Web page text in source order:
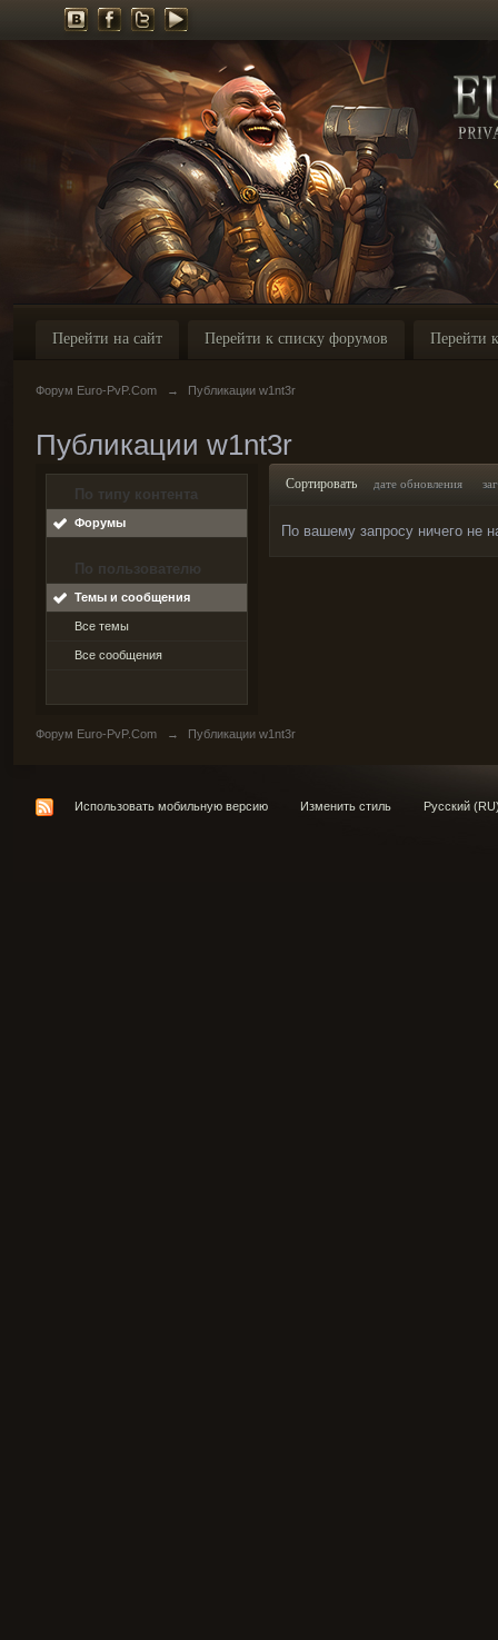
Перейти на сайт Перейти к списку форумов Перейти
Форум Euro-PvP.Com → Публикации w1nt3r
Публикации w1nt3r
По типу контента
Форумы
По пользователю
Темы и сообщения
Все темы
Все сообщения
Сортировать дате обновления
По вашему запросу ничего не
Форум Euro-PvP.Com → Публикации w1nt3r
Использовать мобильную версию Изменить стиль Русский